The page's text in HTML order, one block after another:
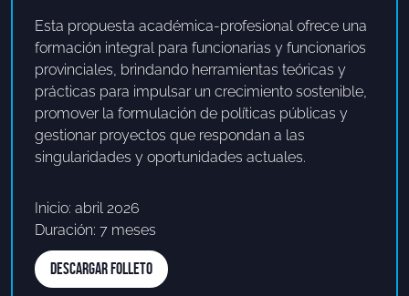
Esta propuesta académica-profesional ofrece una
formación integral para funcionarias y funcionarios
provinciales, brindando herramientas teóricas y
prácticas para impulsar un crecimiento sostenible,
promover la formulación de políticas públicas y
gestionar proyectos que respondan a las
singularidades y oportunidades actuales.
Inicio: abril 2026
Duración: 7 meses
DESCARGAR FOLLETO